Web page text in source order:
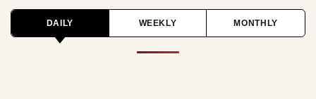
DAILY WEEKLY MONTHLY